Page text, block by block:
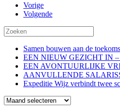
Vorige
Volgende
Samen bouwen aan de
EEN NIEUW GEZICHT IN
EEN AVONTUURLIJKE
AANVULLENDE
Expeditie Wijz verbindt twee
Blog